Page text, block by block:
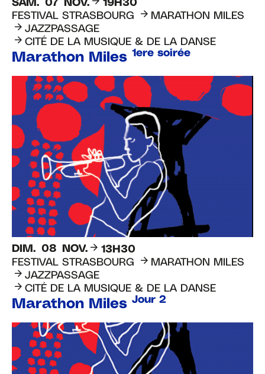
SAM. 07 NOV.
19H30
FESTIVAL STRASBOURG
MARATHON MILES
JAZZPASSAGE
CITÉ DE LA MUSIQUE & DE LA DANSE
Marathon Miles 1ere soirée
DIM. 08 NOV.
13H30
FESTIVAL STRASBOURG
MARATHON MILES
JAZZPASSAGE
CITÉ DE LA MUSIQUE & DE LA DANSE
Marathon Miles Jour 2